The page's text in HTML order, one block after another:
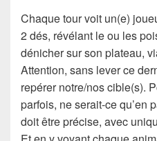
Chaque tour voit un(e)
2 dés, révélant le ou les
dénicher sur son plateau,
Attention, sans lever ce
repérer notre/nos cible(s).
parfois, ne serait-ce qu’en
doit être précise, avec